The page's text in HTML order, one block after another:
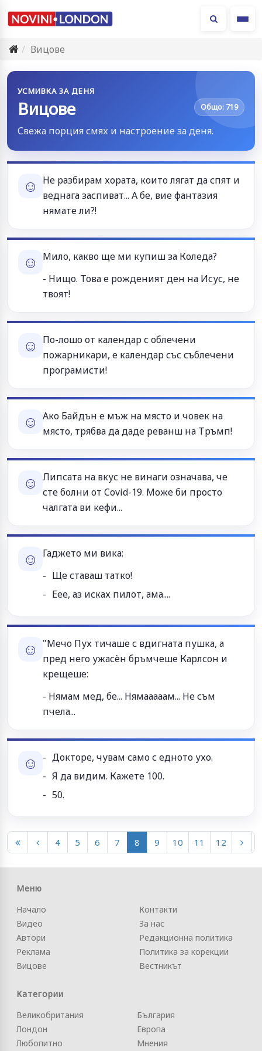
Вицове
УСМИВКА ЗА ДЕНЯ
Вицове Общо: 719
Свежа порция смях и настроение за деня.
☺
Не разбирам хората, които лягат да спят и
веднага заспиват... А бе, вие фантазия
нямате ли?!
☺
Мило, какво ще ми купиш за Коледа?
- Нищо. Това е рожденият ден на Исус, не
твоят!
☺
По-лошо от календар с облечени
пожарникари, е календар със съблечени
програмисти!
☺ Ако Байдън е мъж на място и човек на
място, трябва да даде реванш на Тръмп!
☺ Липсата на вкус не винаги означава, че
сте болни от Covid-19. Може би просто
чалгата ви кефи...
☺
Гаджето ми вика:
Ще ставаш татко!
Еее, аз исках пилот, ама....
☺
"Mечо Пух тичаше с вдигната пушка, а
пред него ужасèн бръмчеше Карлсон и
крещеше:
- Нямам мед, бе... Нямааааам... Не съм
пчела...
☺
Докторе, чувам само с едното ухо.
Я да видим. Кажете 100.
50.
4 5 6 7 8 9 10 11 12
Меню
Начало
Видео
Автори
Реклама
Вицове
Контакти
За нас
Редакционна политика
Политика за корекции
Вестникът
Категории
Великобритания
Лондон
Любопитно
България
Европа
Мнения